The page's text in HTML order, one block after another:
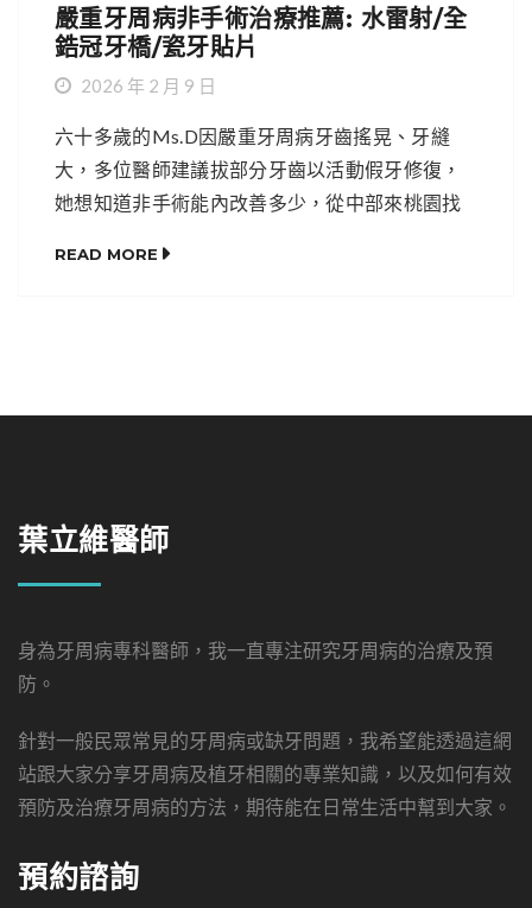
嚴重牙周病非手術治療推薦: 水雷射/全
鋯冠牙橋/瓷牙貼片
2026 年 2 月 9 日
六十多歲的Ms.D因嚴重牙周病牙齒搖晃、牙縫
大，多位醫師建議拔部分牙齒以活動假牙修復，
她想知道非手術能內改善多少，從中部來桃園找
READ MORE
葉立維醫師
身為牙周病專科醫師，我一直專注研究牙周病的治療及預
防。
針對一般民眾常見的牙周病或缺牙問題，我希望能透過這網
站跟大家分享牙周病及植牙相關的專業知識，以及如何有效
預防及治療牙周病的方法，期待能在日常生活中幫到大家。
預約諮詢